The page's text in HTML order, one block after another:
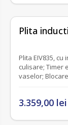
Plita
Plita EIV835, cu
culisare; Timer
vaselor;
Functie
temporara a
3.359,00 lei